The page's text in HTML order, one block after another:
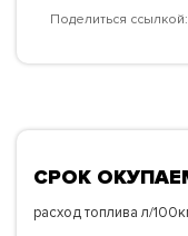
Поделиться ссылкой:
СРОК
расход топлива л/